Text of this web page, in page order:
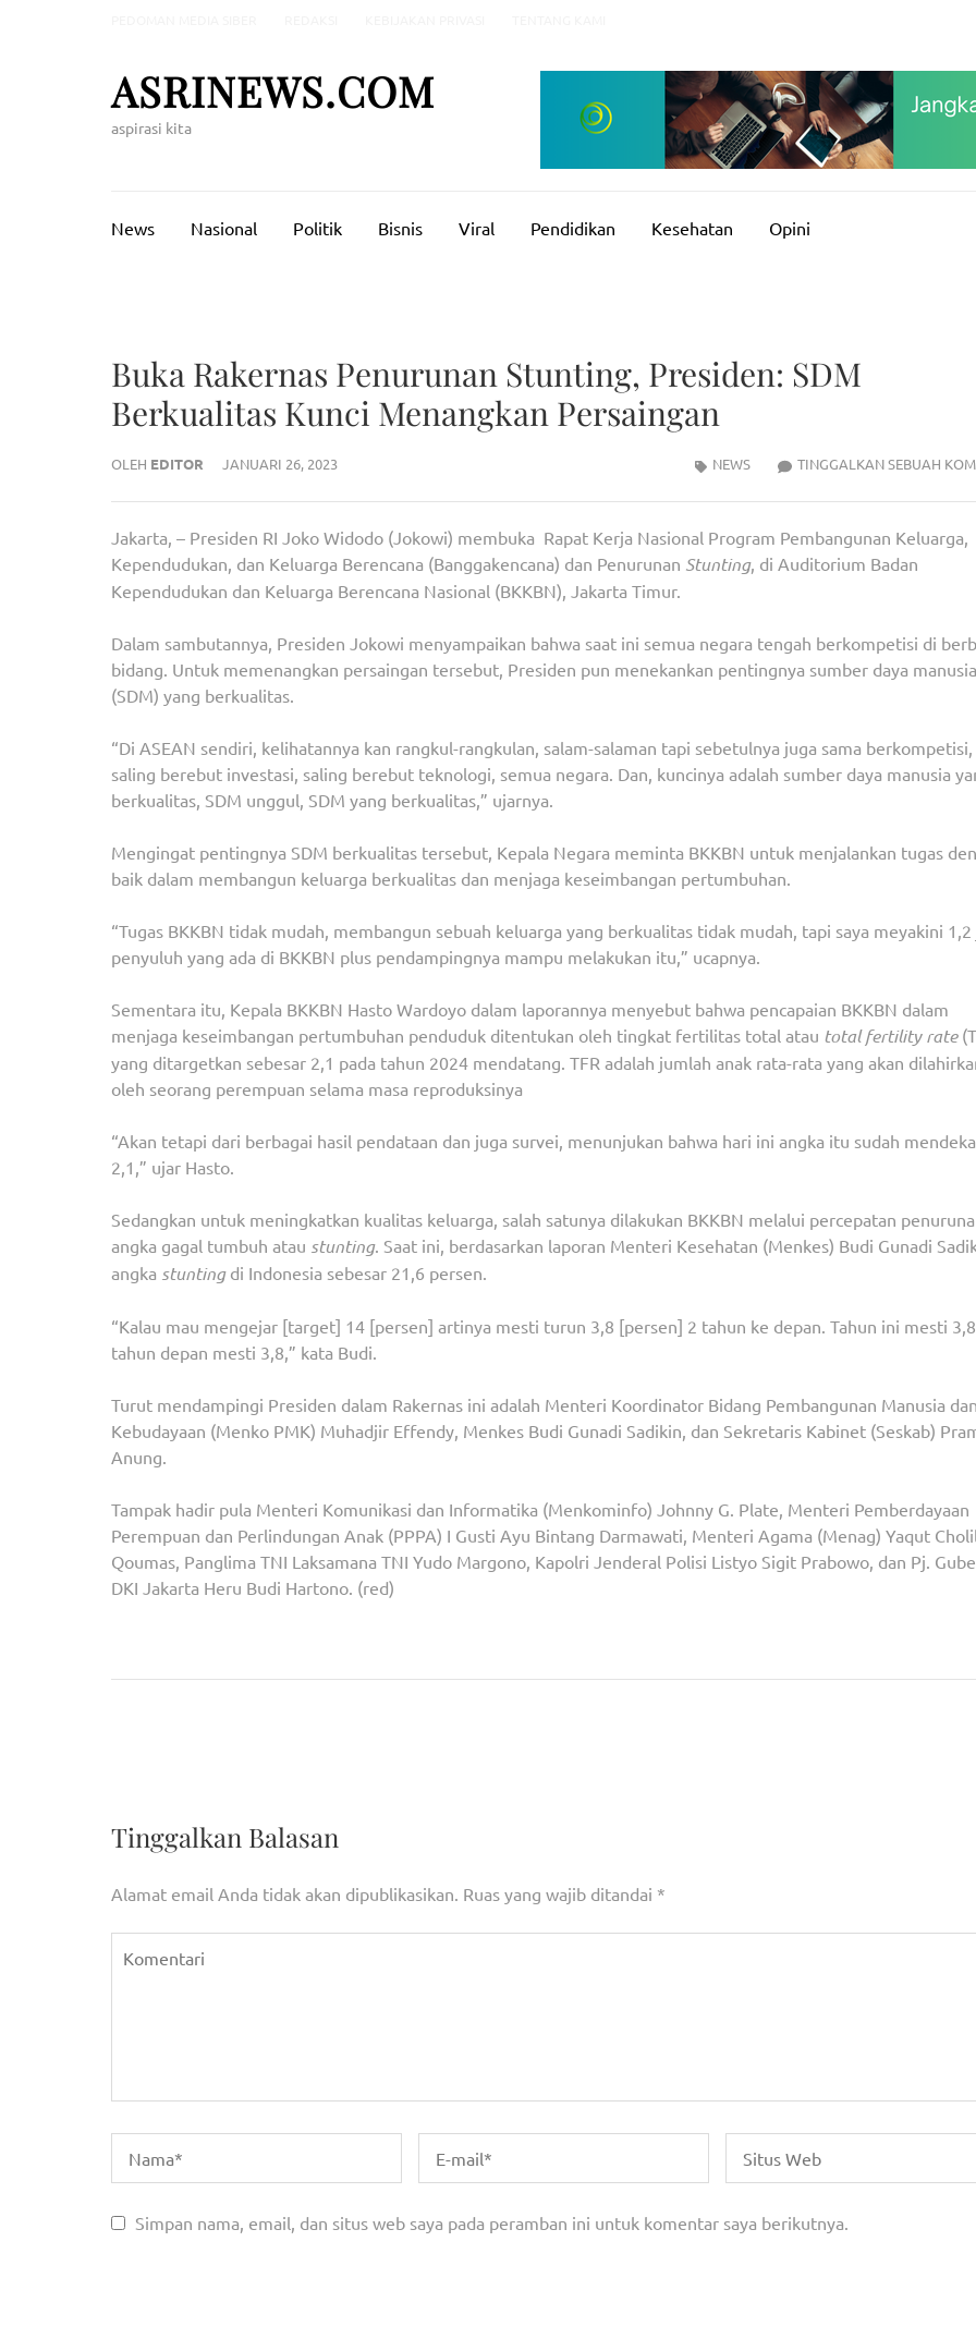
ASRINEWS.COM
aspirasi kita
News Nasional Politik Bisnis Viral Pendidikan Kesehatan Opini
Buka Rakernas Penurunan Stunting, Presiden: SDM
Berkualitas Kunci Menangkan Persaingan
OLEH EDITOR JANUARI 26, 2023 TINGGALKAN SEBUAH
NEWS
Jakarta, – Presiden RI Joko Widodo (Jokowi) membuka Rapat Kerja Nasional Program Pembangunan Keluarga,
Kependudukan, dan Keluarga Berencana (Banggakencana) dan Penurunan Stunting, di Auditorium Badan
Kependudukan dan Keluarga Berencana Nasional (BKKBN), Jakarta Timur.
Dalam sambutannya, Presiden Jokowi menyampaikan bahwa saat ini semua negara tengah berkompetisi di
bidang. Untuk memenangkan persaingan tersebut, Presiden pun menekankan pentingnya sumber daya manusia
(SDM) yang berkualitas.
“Di ASEAN sendiri, kelihatannya kan rangkul-rangkulan, salam-salaman tapi sebetulnya juga sama berkompetisi,
saling berebut investasi, saling berebut teknologi, semua negara. Dan, kuncinya adalah sumber daya manusia
berkualitas, SDM unggul, SDM yang berkualitas,” ujarnya.
Mengingat pentingnya SDM berkualitas tersebut, Kepala Negara meminta BKKBN untuk menjalankan tugas
baik dalam membangun keluarga berkualitas dan menjaga keseimbangan pertumbuhan.
“Tugas BKKBN tidak mudah, membangun sebuah keluarga yang berkualitas tidak mudah, tapi saya meyakini
penyuluh yang ada di BKKBN plus pendampingnya mampu melakukan itu,” ucapnya.
Sementara itu, Kepala BKKBN Hasto Wardoyo dalam laporannya menyebut bahwa pencapaian BKKBN dalam
menjaga keseimbangan pertumbuhan penduduk ditentukan oleh tingkat fertilitas total atau total fertility rate
yang ditargetkan sebesar 2,1 pada tahun 2024 mendatang. TFR adalah jumlah anak rata-rata yang akan
oleh seorang perempuan selama masa reproduksinya
“Akan tetapi dari berbagai hasil pendataan dan juga survei, menunjukan bahwa hari ini angka itu sudah
2,1,” ujar Hasto.
Sedangkan untuk meningkatkan kualitas keluarga, salah satunya dilakukan BKKBN melalui percepatan
angka gagal tumbuh atau stunting. Saat ini, berdasarkan laporan Menteri Kesehatan (Menkes) Budi Gunadi
angka stuntingdi Indonesia sebesar 21,6 persen.
“Kalau mau mengejar [target] 14 [persen] artinya mesti turun 3,8 [persen] 2 tahun ke depan. Tahun ini mesti
tahun depan mesti 3,8,” kata Budi.
Turut mendampingi Presiden dalam Rakernas ini adalah Menteri Koordinator Bidang Pembangunan Manusia
Kebudayaan (Menko PMK) Muhadjir Effendy, Menkes Budi Gunadi Sadikin, dan Sekretaris Kabinet (Seskab)
Anung.
Tampak hadir pula Menteri Komunikasi dan Informatika (Menkominfo) Johnny G. Plate, Menteri Pemberdayaan
Perempuan dan Perlindungan Anak (PPPA) I Gusti Ayu Bintang Darmawati, Menteri Agama (Menag) Yaqut
Qoumas, Panglima TNI Laksamana TNI Yudo Margono, Kapolri Jenderal Polisi Listyo Sigit Prabowo, dan Pj.
DKI Jakarta Heru Budi Hartono. (red)
Tinggalkan Balasan
Alamat email Anda tidak akan dipublikasikan. Ruas yang wajib ditandai *
Simpan nama, email, dan situs web saya pada peramban ini untuk komentar saya berikutnya.